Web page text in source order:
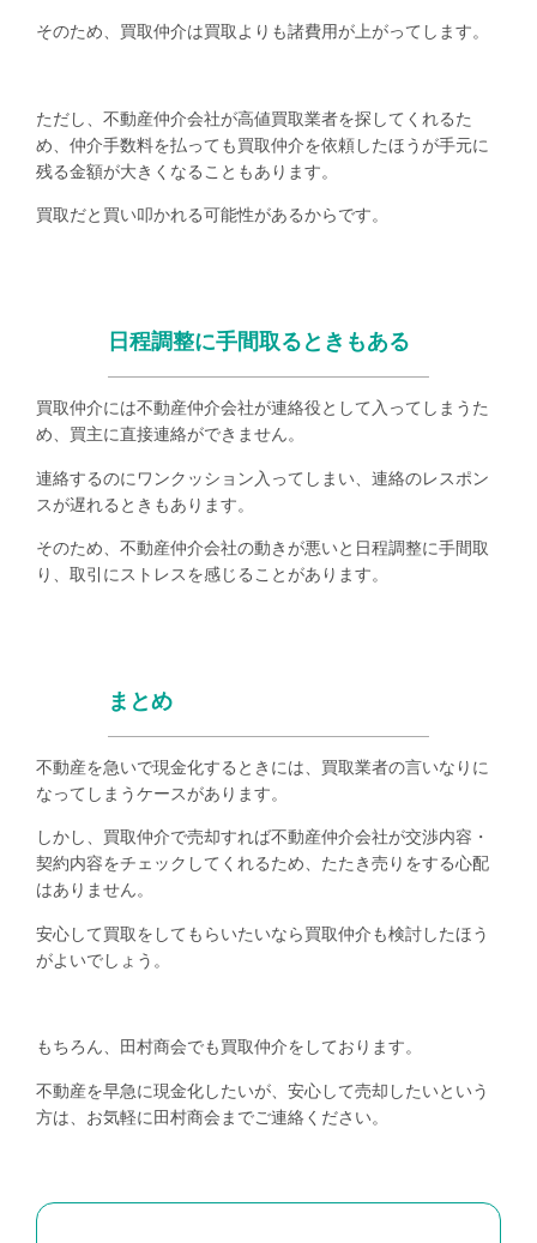
そのため、買取仲介は買取よりも諸費用が上がってします。
ただし、不動産仲介会社が高値買取業者を探してくれるた
め、仲介手数料を払っても買取仲介を依頼したほうが手元に
残る金額が大きくなることもあります。
買取だと買い叩かれる可能性があるからです。
日程調整に手間取るときもある
買取仲介には不動産仲介会社が連絡役として入ってしまうた
め、買主に直接連絡ができません。
連絡するのにワンクッション入ってしまい、連絡のレスポン
スが遅れるときもあります。
そのため、不動産仲介会社の動きが悪いと日程調整に手間取
り、取引にストレスを感じることがあります。
まとめ
不動産を急いで現金化するときには、買取業者の言いなりに
なってしまうケースがあります。
しかし、買取仲介で売却すれば不動産仲介会社が交渉内容・
契約内容をチェックしてくれるため、たたき売りをする心配
はありません。
安心して買取をしてもらいたいなら買取仲介も検討したほう
がよいでしょう。
もちろん、田村商会でも買取仲介をしております。
不動産を早急に現金化したいが、安心して売却したいという
方は、お気軽に田村商会までご連絡ください。